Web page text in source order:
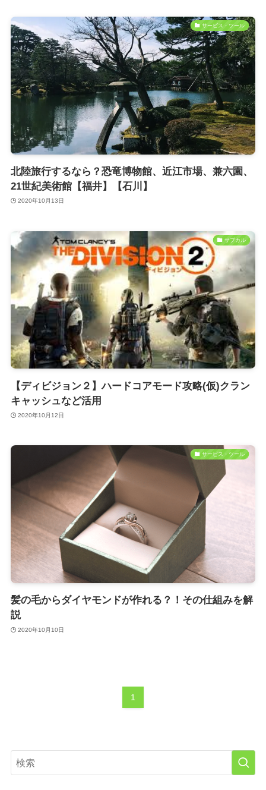
サービス・ツール
北陸旅行するなら？恐竜博物館、近江市場、兼六園、
21世紀美術館【福井】【石川】
2020年10月13日
サブカル
【ディビジョン２】ハードコアモード攻略(仮)クラン
キャッシュなど活用
2020年10月12日
サービス・ツール
髪の毛からダイヤモンドが作れる？！その仕組みを解
説
2020年10月10日
1